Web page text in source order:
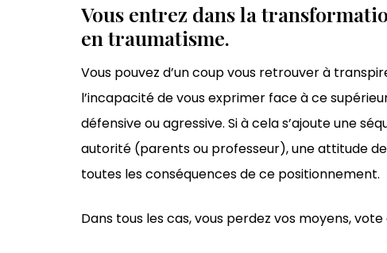
Vous entrez dans la
en traumatisme.
Vous pouvez d’un coup vous retrouver à
l’incapacité de vous exprimer face à ce
défensive ou agressive. Si à cela s’ajoute une
autorité (parents ou professeur), une attitude
toutes les conséquences de ce positionnement.
Dans tous les cas, vous perdez vos moyens,